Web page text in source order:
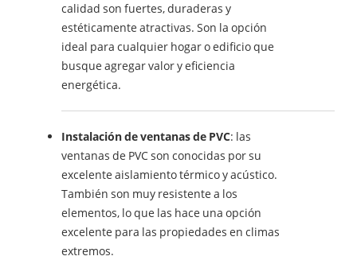
calidad son fuertes, duraderas y
estéticamente atractivas. Son la opción
ideal para cualquier hogar o edificio que
busque agregar valor y eficiencia
energética.
Instalación de ventanas de PVC: las
ventanas de PVC son conocidas por su
excelente aislamiento térmico y acústico.
También son muy resistente a los
elementos, lo que las hace una opción
excelente para las propiedades en climas
extremos.